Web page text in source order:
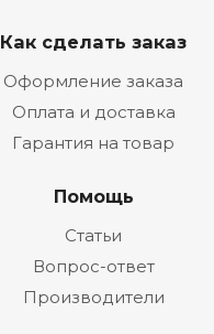
Как сделать заказ
Оформление заказа
Оплата и доставка
Гарантия на товар
Помощь
Статьи
Вопрос-ответ
Производители